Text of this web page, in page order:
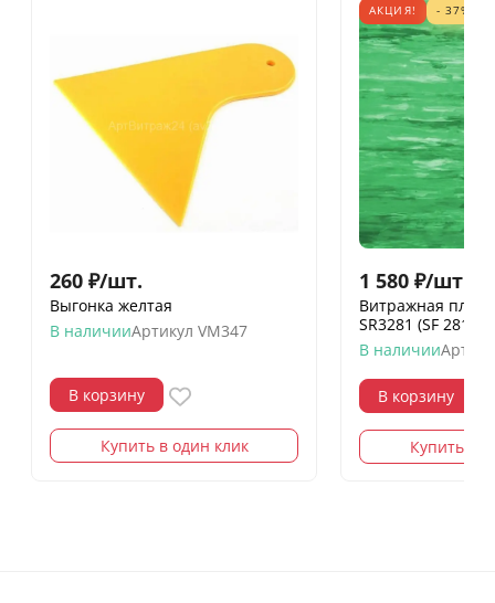
260 ₽/шт.
Выгонка желтая
В наличииАртикул VM347
В корзину
Купить в один клик
АКЦИЯ! - 37%
1 580 ₽/шт.
Витражная
SR3281 (SF 281)
В наличии
В корзину
Купить в